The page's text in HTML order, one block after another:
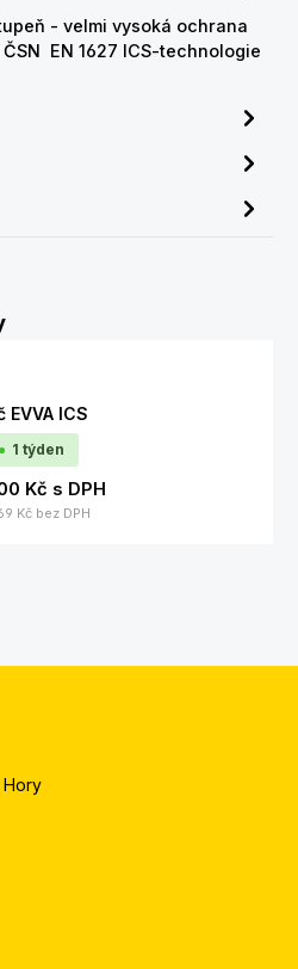
- velmi vysoká ochrana
EN 1627 ICS-technologie
EVVA ICS
1 týden
Kč s DPH
Kč bez DPH
Hory